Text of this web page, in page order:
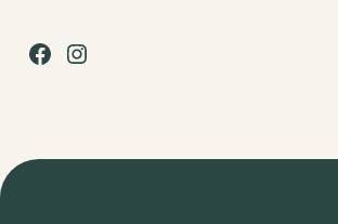
Facebook
Instagram